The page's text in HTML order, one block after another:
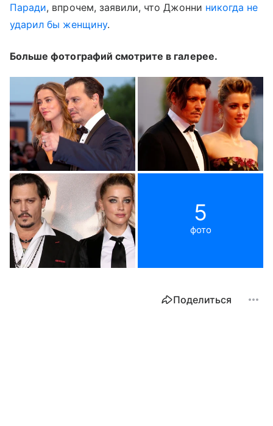
Паради, впрочем, заявили, что Джонни никогда не
ударил бы женщину.
Больше фотографий смотрите в галерее.
5
фото
Поделиться